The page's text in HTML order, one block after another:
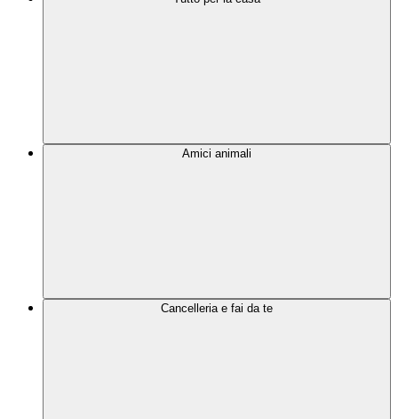
Amici animali
Cancelleria e fai da te